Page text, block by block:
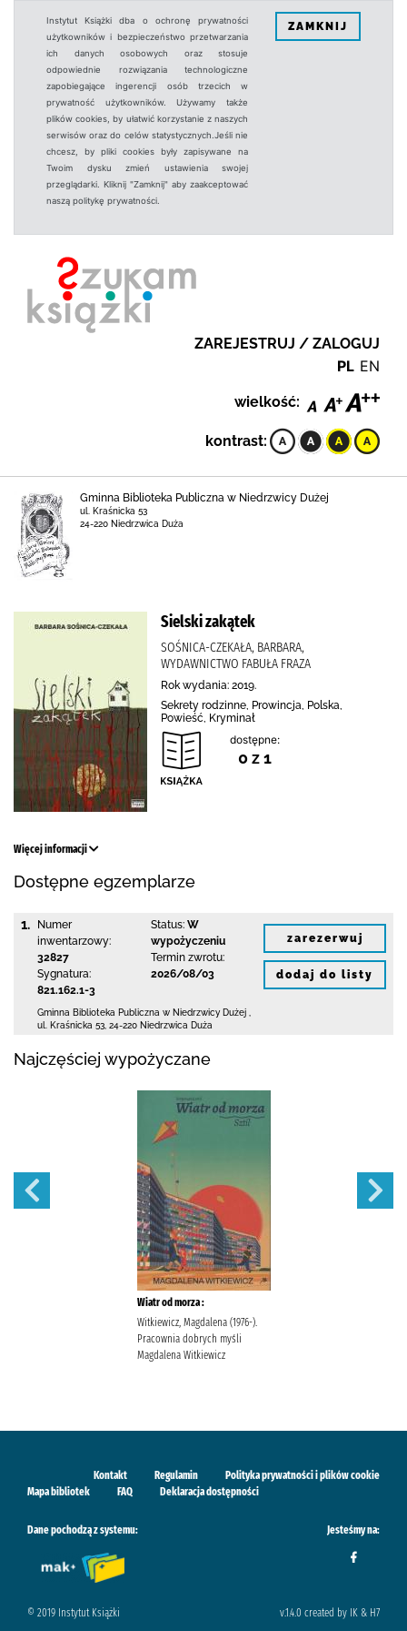
Instytut Książki dba o ochronę prywatności
użytkowników i bezpieczeństwo przetwarzania
ich danych osobowych oraz stosuje
odpowiednie rozwiązania technologiczne
zapobiegające ingerencji osób trzecich w
prywatność użytkowników. Używamy także
plików cookies, by ułatwić korzystanie z naszych
serwisów oraz do celów statystycznych.Jeśli nie
chcesz, by pliki cookies były zapisywane na
Twoim dysku zmień ustawienia swojej
przeglądarki. Kliknij "Zamknij" aby zaakceptować
naszą politykę prywatności.
ZAMKNIJ
ZAREJESTRUJ / ZALOGUJ
PL EN
wielkość:
kontrast:
Gminna Biblioteka Publiczna w Niedrzwicy Dużej
ul. Kraśnicka 53
24-220 Niedrzwica Duża
Sielski zakątek
SOŚNICA-CZEKAŁA, BARBARA,
WYDAWNICTWO FABUŁA FRAZA
Rok wydania: 2019.
Sekrety rodzinne, Prowincja, Polska,
Powieść, Kryminał
dostępne:
0 z 1
Więcej informacji
Dostępne egzemplarze
1.
Numer
inwentarzowy:
32827
Sygnatura:
821.162.1-3
Status: W
wypożyczeniu
Termin zwrotu:
2026/08/03
Gminna Biblioteka Publiczna w Niedrzwicy Dużej
ul. Kraśnicka 53 24-220 Niedrzwica Duża
zarezerwuj
dodaj do listy
Najczęściej wypożyczane
Wiatr od morza :
Witkiewicz, Magdalena (1976-).
Pracownia dobrych myśli
Magdalena Witkiewicz
Kontakt Regulamin
Polityka prywatności i plików cookie
Mapa bibliotek
FAQ Deklaracja dostępności
Dane pochodzą z systemu: Jesteśmy na:
© 2019 Instytut Książki v.1.4.0 created by IK & H7